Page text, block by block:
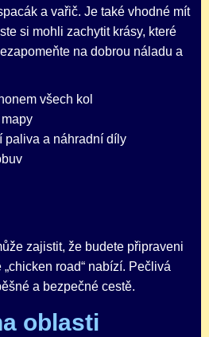
a vařič. Je také vhodné mít
si mohli zachytit krásy, které
na dobrou náladu a
všech kol
paliva a náhradní díly
zajistit, že budete připraveni
road“ nabízí. Pečlivá
a bezpečné cestě.
oblasti